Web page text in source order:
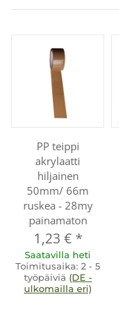
PP teippi
akrylaatti
hiljainen
50mm/ 66m
ruskea - 28my
painamaton
1,23 € *
Saatavilla heti
Toimitusaika: 2 - 5
työpäiviä (DE -
ulkomailla eri)